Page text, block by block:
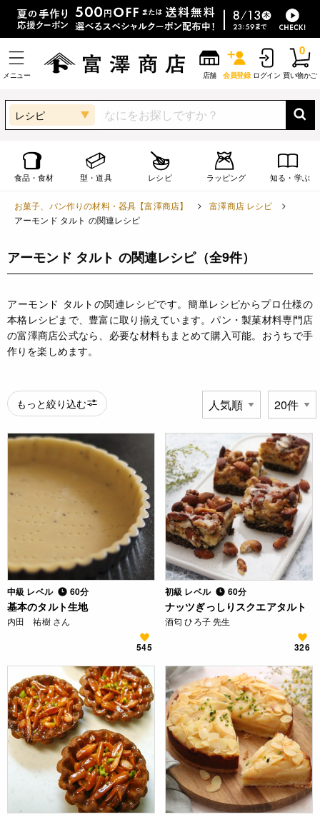
メニュー 店舗 会員登録 ログイン 買い物かご
0
レシピ
食品・食材 型・道具 レシピ ラッピング 知る・学ぶ
お菓子、パン作りの材料・器具【富澤商店】
富澤商店 レシピ
アーモンド タルト の関連レシピ
アーモンド タルト の関連レシピ（全9件）
アーモンド タルトの関連レシピです。簡単レシピからプロ仕様の
本格レシピまで、豊富に取り揃えています。パン・製菓材料専門店
の富澤商店公式なら、必要な材料もまとめて購入可能。おうちで手
作りを楽しめます。
もっと絞り込む
中級 レベル 60分
基本のタルト生地
内田 祐樹 さん
545
初級 レベル 60分
ナッツぎっしりスクエアタルト
酒匂 ひろ子 先生
326